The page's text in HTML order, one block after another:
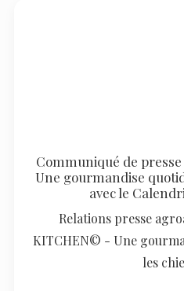
Communiqué de
Une gourmandise
avec le
Relations presse
KITCHEN© - Une
les